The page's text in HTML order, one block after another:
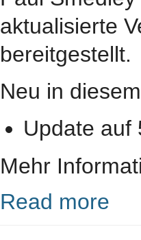
aktualisierte
bereitgestellt.
Neu in
Update auf
Mehr
Read more